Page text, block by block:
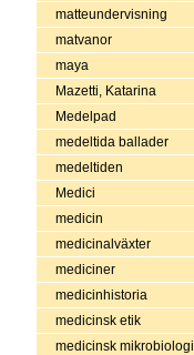
matteundervisning
matvanor
maya
Mazetti, Katarina
Medelpad
medeltida ballader
medeltiden
Medici
medicin
medicinalväxter
mediciner
medicinhistoria
medicinsk etik
medicinsk mikrobiologi